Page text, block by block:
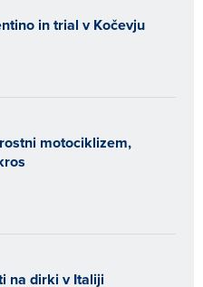
in trial v Kočevju
motociklizem,
na dirki v Italiji